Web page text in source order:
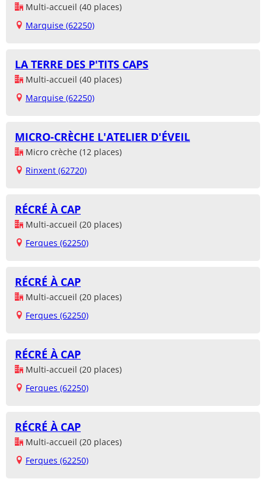
Multi-accueil (40 places)
Marquise (62250)
LA TERRE DES P'TITS CAPS
Multi-accueil (40 places)
Marquise (62250)
MICRO-CRÈCHE L'ATELIER D'ÉVEIL
Micro crèche (12 places)
Rinxent (62720)
RÉCRÉ À CAP
Multi-accueil (20 places)
Ferques (62250)
RÉCRÉ À CAP
Multi-accueil (20 places)
Ferques (62250)
RÉCRÉ À CAP
Multi-accueil (20 places)
Ferques (62250)
RÉCRÉ À CAP
Multi-accueil (20 places)
Ferques (62250)